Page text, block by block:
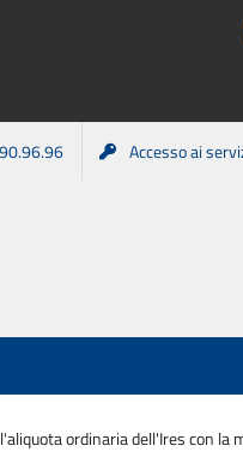
Accesso ai
ordinaria dell'Ires con la